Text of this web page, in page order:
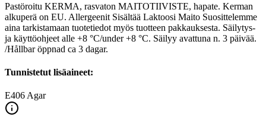
Pastöroitu KERMA, rasvaton MAITOTIIVISTE, hapate. Kerman
alkuperä on EU. Allergeenit Sisältää Laktoosi Maito Suosittelemme
aina tarkistamaan tuotetiedot myös tuotteen pakkauksesta. Säilytys-
ja käyttöohjeet alle +8 °C/under +8 °C. Säilyy avattuna n. 3 päivää.
/Hållbar öppnad ca 3 dagar.
Tunnistetut lisäaineet:
E406 Agar